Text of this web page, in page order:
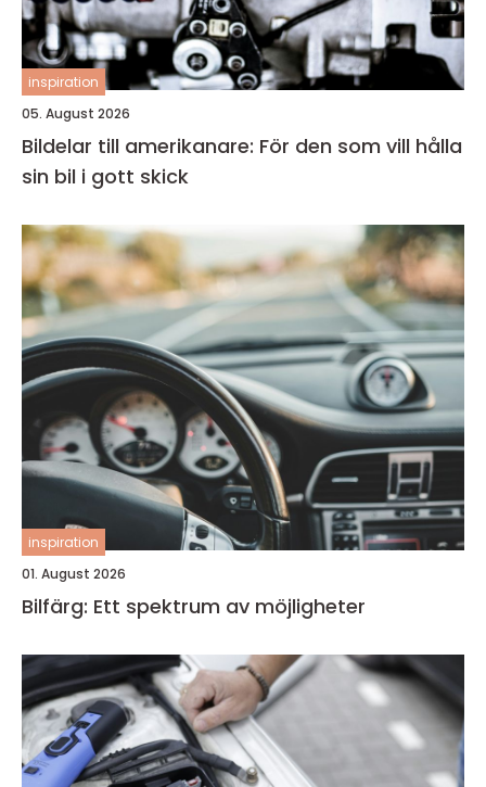
inspiration
05. August 2026
Bildelar till amerikanare: För den som vill hålla
sin bil i gott skick
inspiration
01. August 2026
Bilfärg: Ett spektrum av möjligheter